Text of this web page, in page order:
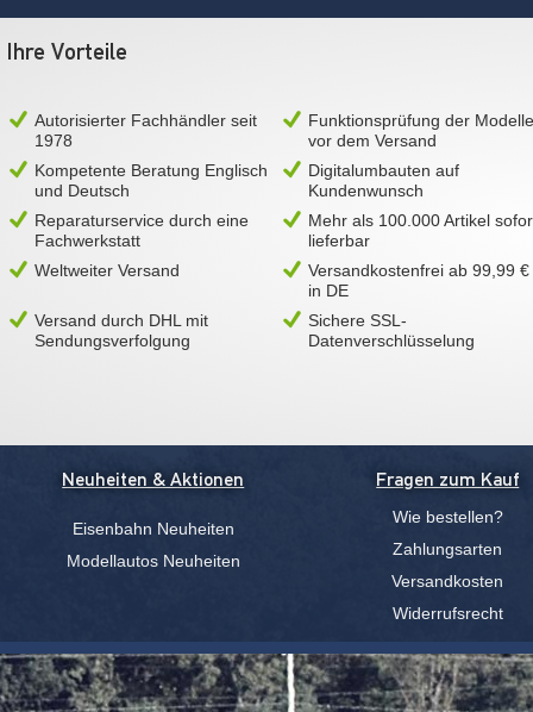
Ihre Vorteile
Autorisierter Fachhändler seit
1978
Funktionsprüfung der Modelle
vor dem Versand
Kompetente Beratung Englisch
und Deutsch
Digitalumbauten auf
Kundenwunsch
Reparaturservice durch eine
Fachwerkstatt
Mehr als 100.000 Artikel
lieferbar
Weltweiter Versand
Versandkostenfrei ab 99,99 €
in DE
Versand durch DHL mit
Sendungsverfolgung
Sichere SSL-
Datenverschlüsselung
Neuheiten & Aktionen
Eisenbahn Neuheiten
Modellautos Neuheiten
Fragen zum Kauf
Wie bestellen?
Zahlungsarten
Versandkosten
Widerrufsrecht